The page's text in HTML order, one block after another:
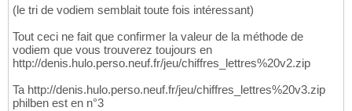
(le tri de vodiem semblait toute fois intéressant)
Tout ceci ne fait que confirmer la valeur de la méthode de
vodiem que vous trouverez toujours en
http://denis.hulo.perso.neuf.fr/jeu/chiffres_lettres%20v2.zip
Ta http://denis.hulo.perso.neuf.fr/jeu/chiffres_lettres%20v3.zip
philben est en n°3